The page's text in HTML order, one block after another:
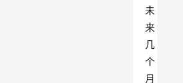
未
来
几
个
月